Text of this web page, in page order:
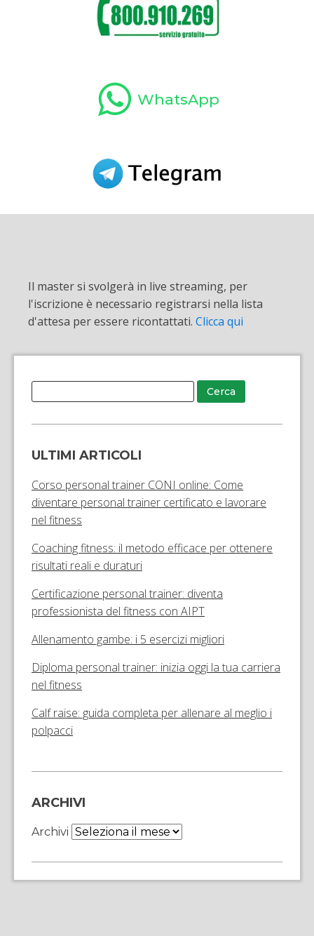
WhatsApp
Il master si svolgerà in live streaming, per
l'iscrizione è necessario registrarsi nella lista
d'attesa per essere ricontattati. Clicca qui
ULTIMI ARTICOLI
Corso personal trainer CONI online: Come
diventare personal trainer certificato e lavorare
nel fitness
Coaching fitness: il metodo efficace per ottenere
risultati reali e duraturi
Certificazione personal trainer: diventa
professionista del fitness con AIPT
Allenamento gambe: i 5 esercizi migliori
Diploma personal trainer: inizia oggi la tua carriera
nel fitness
Calf raise: guida completa per allenare al meglio i
polpacci
ARCHIVI
Archivi